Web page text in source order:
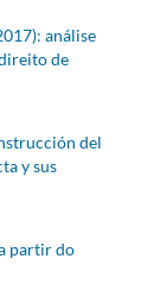
análise
de
del
y sus
partir do